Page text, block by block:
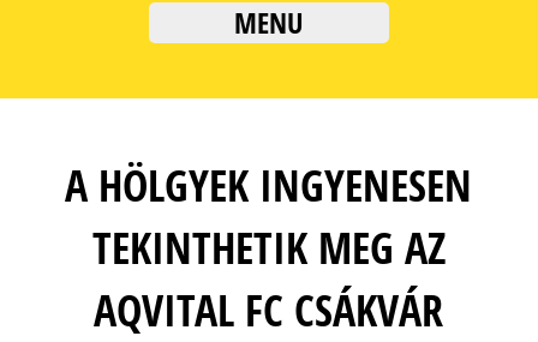
MENU
A HÖLGYEK INGYENESEN
TEKINTHETIK MEG AZ
AQVITAL FC CSÁKVÁR